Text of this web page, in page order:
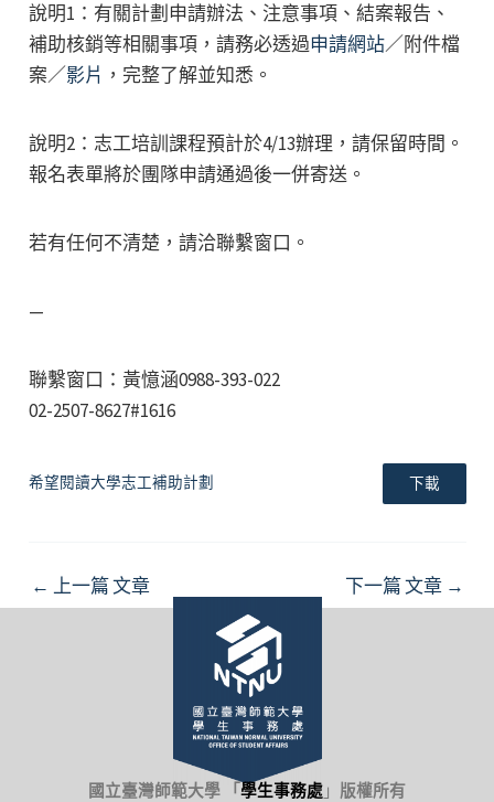
說明1：有關計劃申請辦法、注意事項、結案報告、
補助核銷等相關事項，請務必透過申請網站／附件檔
案／影片 ，完整了解並知悉。
說明2：志工培訓課程預計於4/13辦理，請保留時間。
報名表單將於團隊申請通過後一併寄送。
若有任何不清楚，請洽聯繫窗口。
—
聯繫窗口：黃憶涵0988-393-022
02-2507-8627#1616
希望閱讀大學志工補助計劃 下載
Post
navigation
← 上一篇 文章 下一篇 文章 →
國立臺灣師範大學 「 學生事務處 」 版權所有